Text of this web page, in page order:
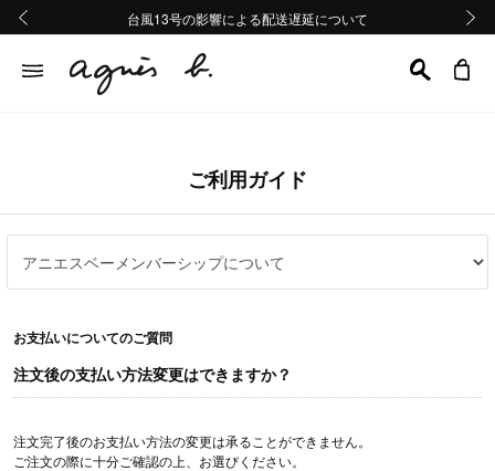
熊本地域地震の影響による配送遅延について
Summer Sale 2buy10%OFF!!
台風13号の影響による配送遅延について
熊本地域地震の影響による配送遅延について
Summer Sale 2buy10%OFF!!
ご利用ガイド
お支払いについてのご質問
注文後の支払い方法変更はできますか？
注文完了後のお支払い方法の変更は承ることができません。
ご注文の際に十分ご確認の上、お選びください。